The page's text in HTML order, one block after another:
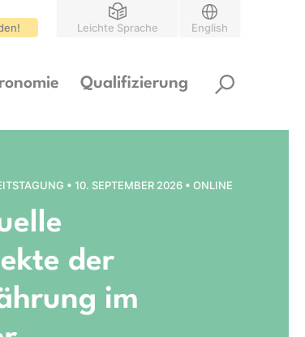
Leichte Sprache English
Qualifizierung
• 10. SEPTEMBER 2026 • ONLINE
der
im